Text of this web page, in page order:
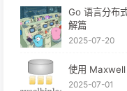
Go 语言分布
解篇
2025-07-20
使用
2025-07-01